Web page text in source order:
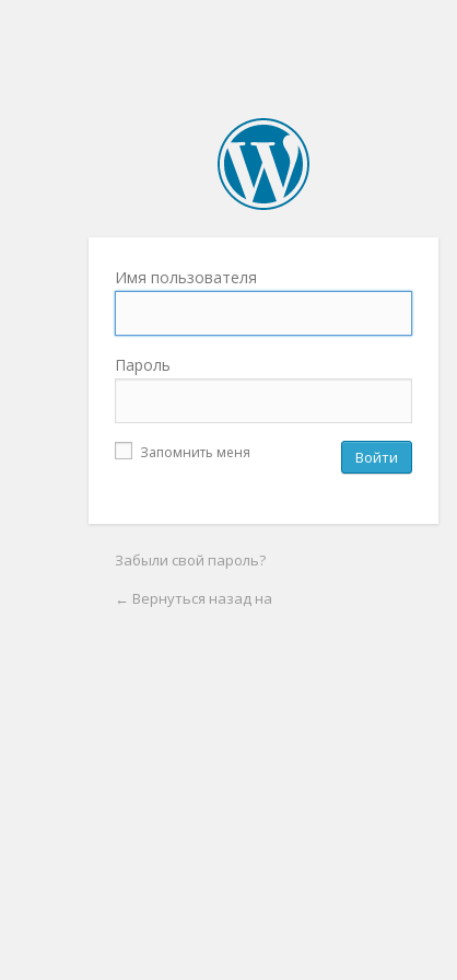
Имя пользователя
Пароль
Запомнить меня
Забыли свой пароль?
← Вернуться назад на